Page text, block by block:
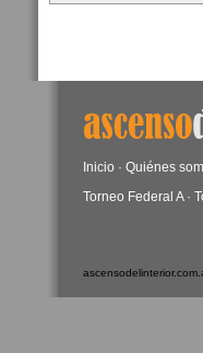
Inicio · Quiénes
Torneo Federal A·